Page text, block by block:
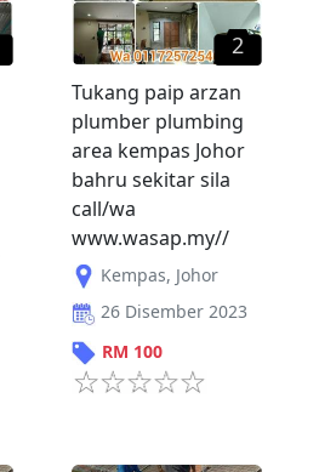
2
Tukang paip arzan
plumber plumbing
area kempas Johor
bahru sekitar sila
call/wa
www.wasap.my//
Kempas, Johor
26 Disember 2023
RM 100